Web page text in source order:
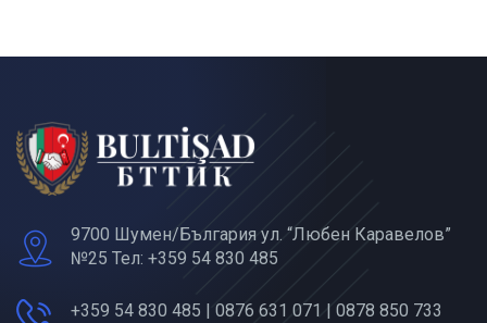
9700 Шумен/България ул. “Любен Каравелов”
№25 Тел: +359 54 830 485
+359 54 830 485 | 0876 631 071 | 0878 850 733